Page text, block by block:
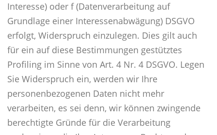
Interesse) oder f (Datenverarbeitung auf
Grundlage einer Interessenabwägung) DSGVO
erfolgt, Widerspruch einzulegen. Dies gilt auch
für ein auf diese Bestimmungen gestütztes
Profiling im Sinne von Art. 4 Nr. 4 DSGVO. Legen
Sie Widerspruch ein, werden wir Ihre
personenbezogenen Daten nicht mehr
verarbeiten, es sei denn, wir können zwingende
berechtigte Gründe für die Verarbeitung